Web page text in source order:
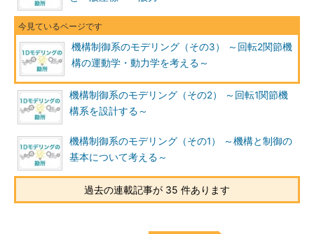
機構制御系のモデリング（その3） ～回転2関節機
構の運動学・動力学を考える～
機構制御系のモデリング（その2） ～回転1関節機
構系を設計する～
機構制御系のモデリング（その1） ～機構と制御の
基本について考える～
過去の連載記事が 35 件あります